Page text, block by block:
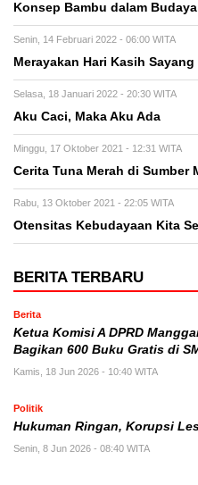
Konsep Bambu dalam
Senin, 14 Februari 2022 - 06:00 WITA
Merayakan Hari Kasih Sayang
Selasa, 18 Januari 2022 - 20:30 WITA
Aku Caci, Maka Aku Ada
Minggu, 17 Oktober 2021 - 12:31 WITA
Cerita Tuna Merah di Sumber
Rabu, 13 Oktober 2021 - 22:05 WITA
Otensitas Kebudayaan Kita
BERITA TERBARU
Berita
Ketua Komisi A DPRD
Bagikan 600 Buku Gratis di
Kamis, 18 Jun 2026 - 10:40 WITA
Politik
Hukuman Ringan, Korupsi
Senin, 8 Jun 2026 - 08:40 WITA